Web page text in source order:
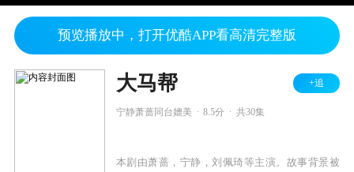
预览播放中，打开优酷APP看高清完整版
大马帮 +追
宁静萧蔷同台媲美 8.5分 共30集
本剧由萧蔷，宁静，刘佩琦等主演。故事背景被